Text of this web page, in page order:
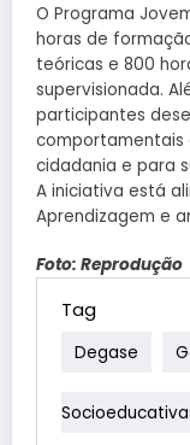
O Programa
horas de
teóricas e 800
supervisionada.
participantes
comportamentais
cidadania e para
A iniciativa está
Aprendizagem e
Foto: Reprodução
Tag
Degase